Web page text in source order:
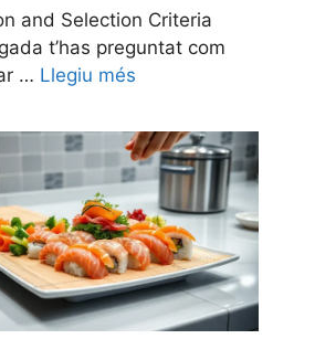
and Selection Criteria
t’has preguntat com
… Llegiu més